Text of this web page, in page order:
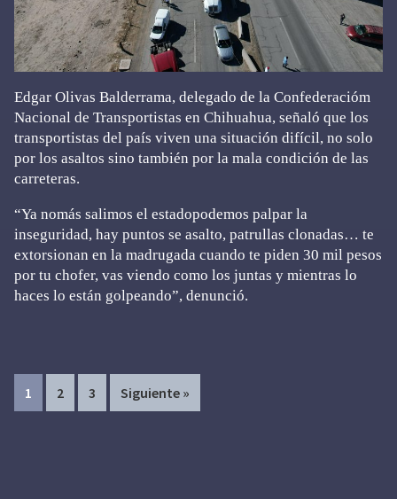
Edgar Olivas Balderrama, delegado de la Confederacióm
Nacional de Transportistas en Chihuahua, señaló que los
transportistas del país viven una situación difícil, no solo
por los asaltos sino también por la mala condición de las
carreteras.
“Ya nomás salimos el estadopodemos palpar la
inseguridad, hay puntos se asalto, patrullas clonadas… te
extorsionan en la madrugada cuando te piden 30 mil pesos
por tu chofer, vas viendo como los juntas y mientras lo
haces lo están golpeando”, denunció.
Page
1 Page
2 Page
3 Siguiente »